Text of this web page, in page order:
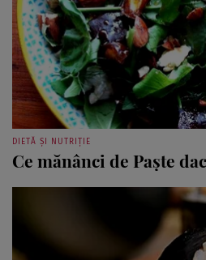
DIETĂ ȘI NUTRIȚIE
Ce mănânci de Paşte